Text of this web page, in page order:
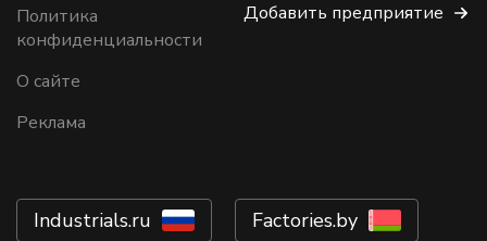
Политика
конфиденциальности
О сайте
Реклама
Добавить предприятие
Industrials.ru Factories.by